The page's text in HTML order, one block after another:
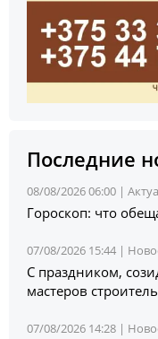
Последние
08/08/2026 06:00 |
Гороскоп: что
07/08/2026 15:44 |
С праздником,
мастеров
07/08/2026 14:28 |